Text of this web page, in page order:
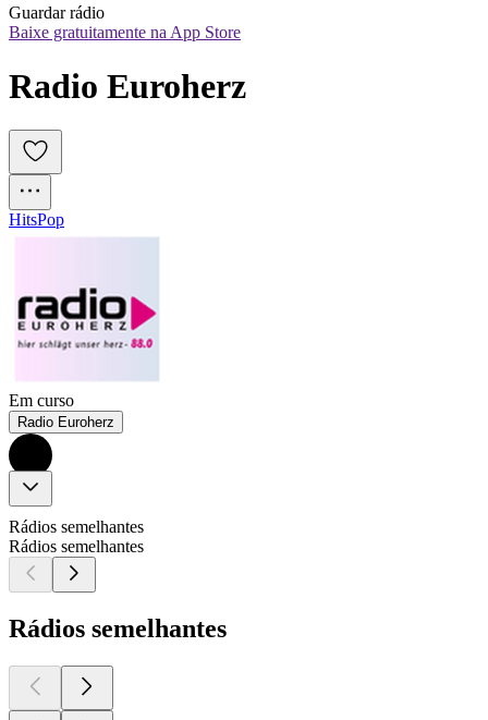
Guardar rádio
Baixe gratuitamente na App Store
Radio Euroherz
HitsPop
Em curso
Radio Euroherz
Rádios semelhantes
Rádios semelhantes
Rádios semelhantes